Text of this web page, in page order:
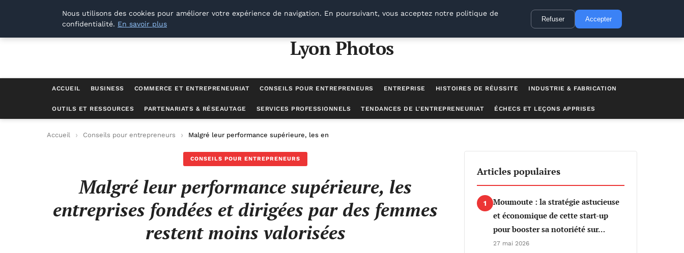
Lyon Photos
Lyon Photos
ACCUEIL BUSINESS COMMERCE ET ENTREPRENEURIAT CONSEILS POUR ENTREPRENEURS ENTREPRISE HISTOIRES DE RÉUSSITE INDUSTRIE & FABRICATION
OUTILS ET RESSOURCES PARTENARIATS & RÉSEAUTAGE SERVICES PROFESSIONNELS TENDANCES DE L'ENTREPRENEURIAT ÉCHECS ET LEÇONS APPRISES
Accueil Conseils pour entrepreneurs Malgré leur performance supérieure, les entreprises fondées et dirigées par des femmes restent moins valorisées
CONSEILS POUR ENTREPRENEURS
Malgré leur performance supérieure, les
entreprises fondées et dirigées par des femmes
restent moins valorisées
Articles populaires
1
Moumoute : la stratégie astucieuse
et économique de cette start-up
pour booster sa notoriété sur…
27 mai 2026
Nous utilisons des cookies pour améliorer votre expérience de navigation. En poursuivant, vous acceptez notre politique de
confidentialité. En savoir plus
Refuser Accepter